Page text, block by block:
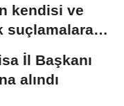
kendisi ve
suçlamalara
İl Başkanı
alındı